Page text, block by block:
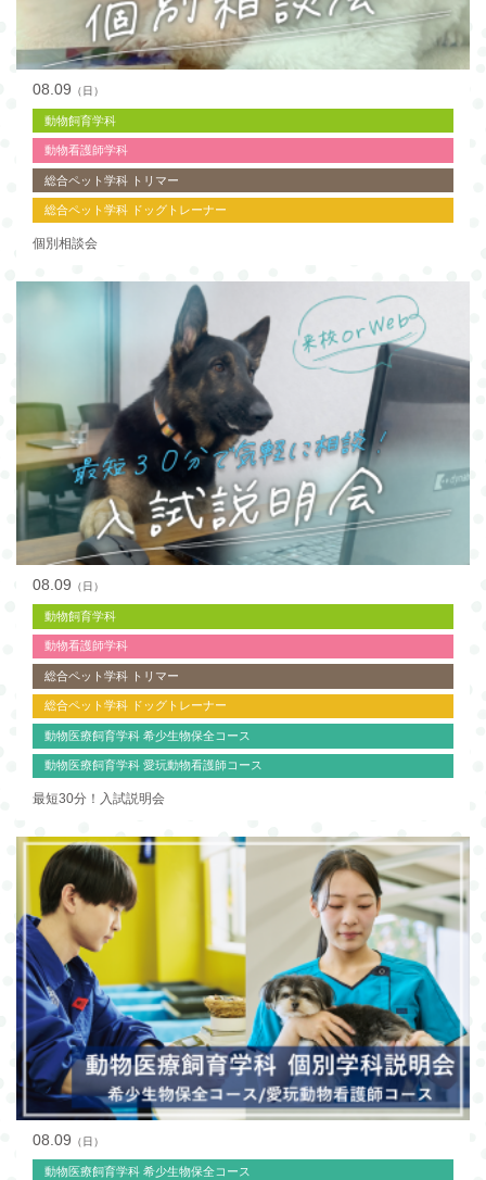
08.09 （日）
動物飼育学科
動物看護師学科
総合ペット学科 トリマー
総合ペット学科 ドッグトレーナー
個別相談会
08.09 （日）
動物飼育学科
動物看護師学科
総合ペット学科 トリマー
総合ペット学科 ドッグトレーナー
動物医療飼育学科 希少生物保全コース
動物医療飼育学科 愛玩動物看護師コース
最短30分！入試説明会
08.09 （日）
動物医療飼育学科 希少生物保全コース